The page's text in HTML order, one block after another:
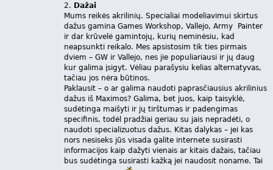
2. Dažai
Mums reikės akrilinių. Specialiai modeliavimui skirtus
dažus gamina Games Workshop, Vallejo, Army Painter
ir dar krūvelė gamintojų, kurių neminėsiu, kad
neapsunkti reikalo. Mes apsistosim tik ties pirmais
dviem – GW ir Vallejo, nes jie populiariausi ir jų daug
kur galima įsigyt. Vėliau parašysiu kelias alternatyvas,
tačiau jos nėra būtinos.
Paklausit – o ar galima naudoti paprasčiausius akrilinius
dažus iš Maximos? Galima, bet juos, kaip taisyklė,
sudėtinga maišyti ir jų tirštumas ir padengimas
specifinis, todėl pradžiai geriau su jais nepradėti, o
naudoti specializuotus dažus. Kitas dalykas – jei kas
nors nesiseks jūs visada galite internete susirasti
informacijos kaip dažyti vienais ar kitais dažais, tačiau
bus sudėtinga susirasti kažką jei naudosit noname. Tai